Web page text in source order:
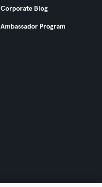
Corporate Blog
Ambassador Program